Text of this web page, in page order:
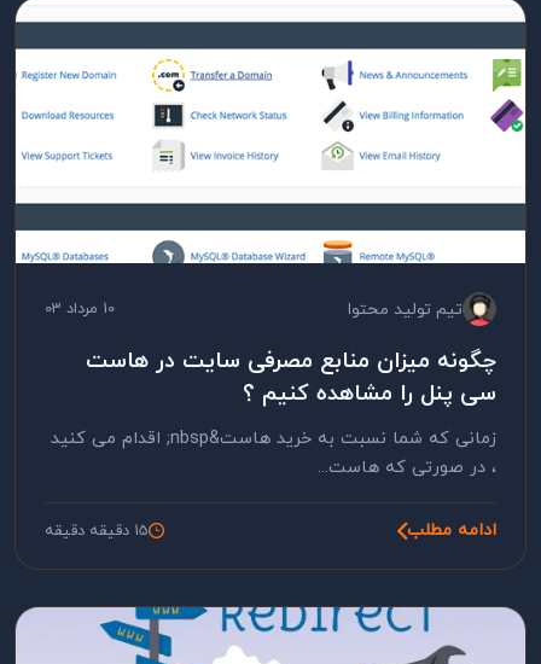
تیم تولید محتوا 10 مرداد 03
چگونه میزان منابع مصرفی سایت در هاست
سی پنل را مشاهده کنیم ؟
زمانی که شما نسبت به خرید هاست&nbsp; اقدام می کنید
، در صورتی که هاست...
ادامه مطلب 15 دقیقه دقیقه